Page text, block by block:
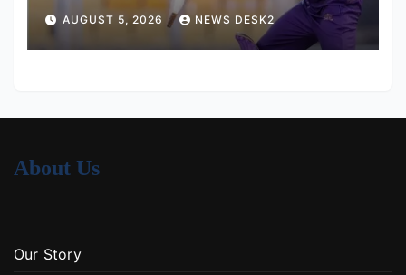
AUGUST 5, 2026 NEWS DESK2
About Us
Our Story